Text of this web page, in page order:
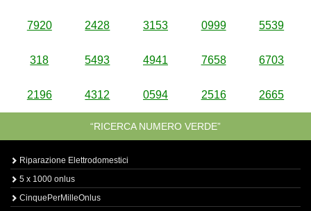
7920 2428 3153 0999 5539
318 5493 4941 7658 6703
2196 4312 0594 2516 2665
“RICERCA NUMERO VERDE”
Riparazione Elettrodomestici
5 x 1000 onlus
CinquePerMilleOnlus